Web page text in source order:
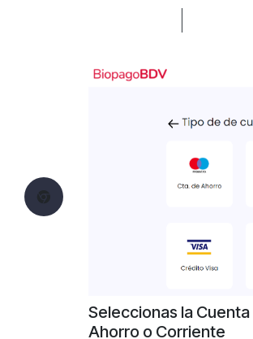
Seleccionas la Cuenta
Ahorro o Corriente